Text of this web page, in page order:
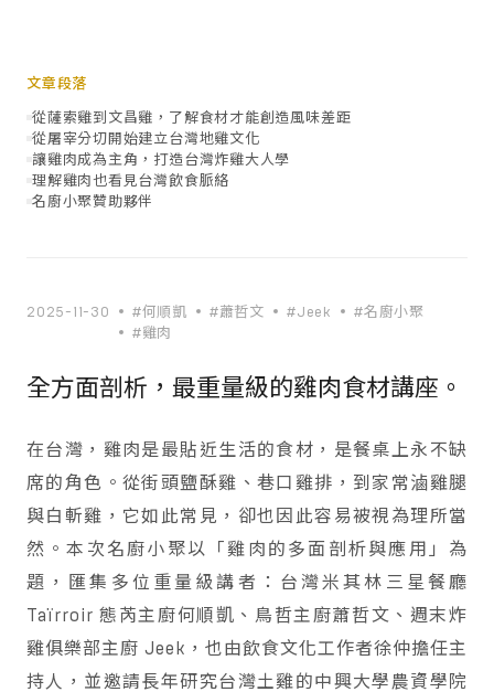
2025-11-30 #何順凱 #蕭哲文 #Jeek
#名廚小聚
#雞肉
全方面剖析，最重量級的雞肉食材講座。
在台灣，雞肉是最貼近生活的食材，是餐桌上永不缺
席的角色。從街頭鹽酥雞、巷口雞排，到家常滷雞腿
與白斬雞，它如此常見，卻也因此容易被視為理所當
然。本次名廚小聚以「雞肉的多面剖析與應用」為
題，匯集多位重量級講者：台灣米其林三星餐廳
Taïrroir 態芮主廚何順凱、鳥哲主廚蕭哲文、週末炸
雞俱樂部主廚 Jeek，也由飲食文化工作者徐仲擔任主
持人，並邀請長年研究台灣土雞的中興大學農資學院
文章段落
從薩索雞到文昌雞，了解食材才能創造風味差距
從屠宰分切開始建立台灣地雞文化
讓雞肉成為主角，打造台灣炸雞大人學
理解雞肉也看見台灣飲食脈絡
名廚小聚贊助夥伴